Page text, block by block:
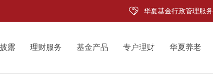
华夏基金行政管理服务
露 理财服务 基金产品 专户理财 华夏养老